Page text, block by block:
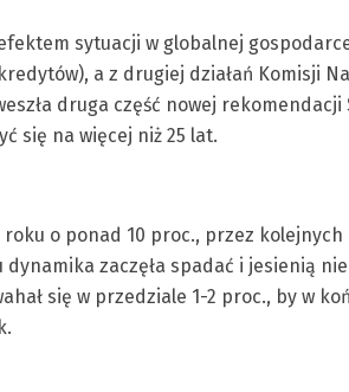
sytuacji w globalnej
a z drugiej działań Komisji
druga część nowej
się na więcej niż 25 lat.
roku o ponad 10 proc., przez
zaczęła spadać i jesienią
się w przedziale 1-2 proc., by w